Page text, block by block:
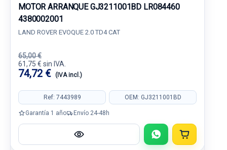
MOTOR ARRANQUE GJ3211001BD LR084460
4380002001
LAND ROVER EVOQUE 2.0 TD4 CAT
65,00 €
61,75 € sin IVA.
74,72 € (IVA incl.)
Ref: 7443989 OEM: GJ3211001BD
Garantía 1 año Envío 24-48h